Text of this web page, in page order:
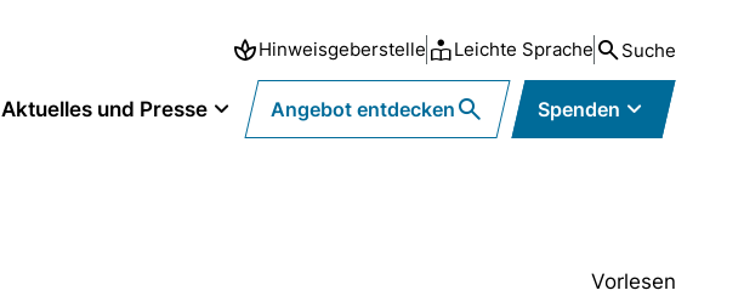
Hinweisgeberstelle Leichte Sprache Suche
Aktuelles und Presse Angebot entdecken Spenden
Vorlesen